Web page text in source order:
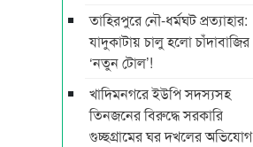
তাহিরপুরে নৌ-ধর্মঘট প্রত্যাহার:
যাদুকাটায় চালু হলো চাঁদাবাজির
‘নতুন টোল’!
খাদিমনগরে ইউপি সদস্যসহ
তিনজনের বিরুদ্ধে সরকারি
গুচ্ছগ্রামের ঘর দখলের অভিযোগ